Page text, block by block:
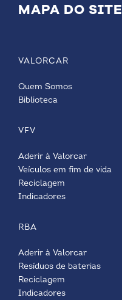
MAPA DO SITE
VALORCAR
Quem Somos
Biblioteca
VFV
Aderir à Valorcar
Veículos em fim de vida
Reciclagem
Indicadores
RBA
Aderir à Valorcar
Resíduos de baterias
Reciclagem
Indicadores